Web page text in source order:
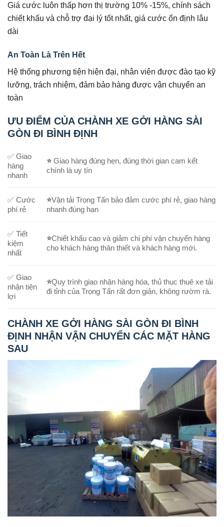
Giá cước luôn thấp hơn thị trường 10% -15%, chính sách
chiết khấu và chỗ trợ đại lý tốt nhất, giá cước ổn định lâu
dài
An Toàn Là Trên Hết
Hệ thống phương tiện hiện đại, nhân viên được đào tạo kỹ
lưỡng, trách nhiệm, đảm bảo hàng được vận chuyển an
toàn
ƯU ĐIỂM CỦA CHÀNH XE GỞI HÀNG SÀI
GÒN ĐI BÌNH ĐỊNH
✅ Giao
hàng
nhanh
⭐Giao hàng đúng hẹn, đúng thời gian cam kết
chính là uy tín
✅ Cước
phí rẻ
⭐Vận tải Trọng Tấn bảo đảm cước phí rẻ, giao hàng
nhanh đúng hạn
✅ Tiết
kiệm
nhất
⭐Chiết khấu cao và giảm chi phí vận chuyển hàng
cho khách hàng thân thiết và khách hàng mới.
✅ Giao
nhận tiện
lợi
⭐Quy trình giao nhận hàng hóa, thủ thục thuê xe tải
đi tỉnh của Trọng Tấn rất đơn giản, không rườm rà.
CHÀNH XE GỞI HÀNG SÀI GÒN ĐI BÌNH
ĐỊNH NHẬN VẬN CHUYỂN CÁC MẶT HÀNG
SAU